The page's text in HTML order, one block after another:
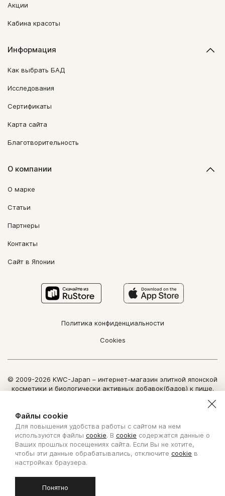
Акции
Кабина красоты
Информация
Как выбрать БАД
Исследования
Сертификаты
Карта сайта
Благотворительность
О компании
О марке
Статьи
Партнеры
Контакты
Сайт в Японии
Политика конфиденциальности
Cookies
© 2009-2026 KWC-Japan – интернет-магазин элитной японской
косметики и биологически активных добавок(бадов) к пище.
Использование информации сайта возможно только по
Copyright Nozomi Direct 2011. All rights reserved. The use of the
information is possible only by written permit from Nozomi Direct.
Создано с ❤ в KISLOROD
Файлы cookie
Для повышения удобства работы с сайтом на нем
используются файлы cookie. В cookie содержатся данные о
Ваших прошлых посещениях сайта. Если Вы не хотите,
чтобы эти данные обрабатывались, отключите cookie в
настройках браузера.
Понятно